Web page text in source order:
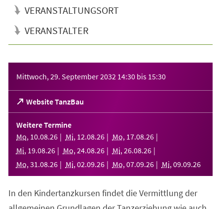
VERANSTALTUNGSORT
VERANSTALTER
Mittwoch, 29. September 2032 14:30 bis 15:30
Website TanzBau
(Öffnet
in
einem
neuen
Tab)
Weitere Termine
Mo, 10.08.26 Mi, 12.08.26 Mo, 17.08.26
Mi, 19.08.26 Mo, 24.08.26 Mi, 26.08.26
Mo, 31 .08.26 Mi, 02.09.26 Mo, 07.09.26 Mi, 09.09.26
In den Kindertanzkursen findet die Vermittlung der